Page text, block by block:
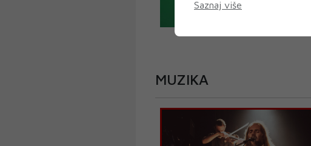
MUZIKA
Saznaj više